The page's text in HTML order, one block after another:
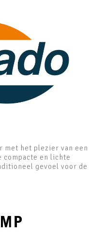
met het plezier van een
compacte en lichte
gevoel voor de